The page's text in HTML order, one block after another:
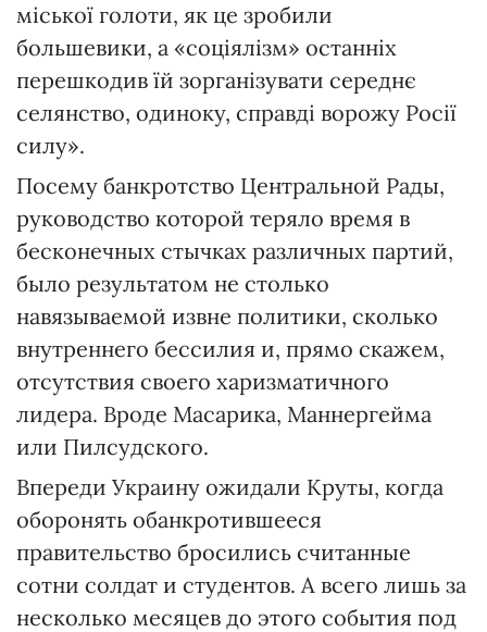
міської голоти, як це зробили
большевики, а «соціялізм» останніх
перешкодив їй зорганізувати середнє
селянство, одиноку, справді ворожу Росії
силу».
Посему банкротство Центральной Рады,
руководство которой теряло время в
бесконечных стычках различных партий,
было результатом не столько
навязываемой извне политики, сколько
внутреннего бессилия и, прямо скажем,
отсутствия своего харизматичного
лидера. Вроде Масарика, Маннергейма
или Пилсудского.
Впереди Украину ожидали Круты, когда
оборонять обанкротившееся
правительство бросились считанные
сотни солдат и студентов. А всего лишь за
несколько месяцев до этого события под